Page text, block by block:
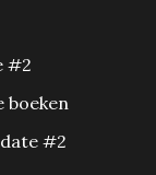
#2
boeken
#2